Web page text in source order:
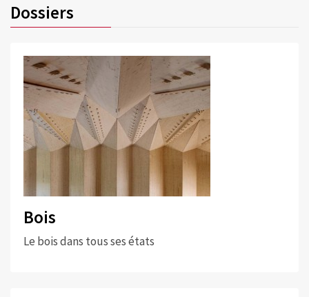
Dossiers
Bois
Le bois dans tous ses états